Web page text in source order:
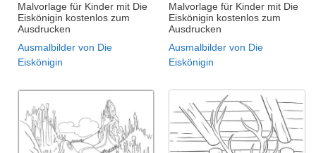
Malvorlage für Kinder mit Die
Eiskönigin kostenlos zum
Ausdrucken
Ausmalbilder von Die
Eiskönigin
Malvorlage für Kinder mit Die
Eiskönigin kostenlos zum
Ausdrucken
Ausmalbilder von Die
Eiskönigin